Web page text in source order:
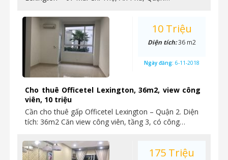
Cho thuê Officetel Lexington, 36m2, view công
viên, 10 triệu
Cần cho thuê gấp Officetel Lexington – Quận 2. Diện
tích: 36m2 Căn view công viên, tầng 3, có công…
10 Triệu
Diện tích:36 m2
Ngày đăng: 6-11-2018
175 Triệu